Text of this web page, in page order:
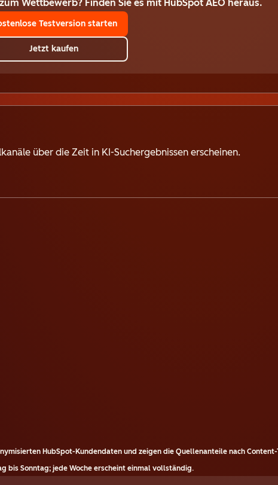
Wettbewerb? Finden Sie es mit HubSpot AEO heraus.
Testversion starten
Jetzt kaufen
über die Zeit in KI-Suchergebnissen erscheinen.
HubSpot-Kundendaten und zeigen die Quellenanteile nach
bis Sonntag; jede Woche erscheint einmal vollständig.